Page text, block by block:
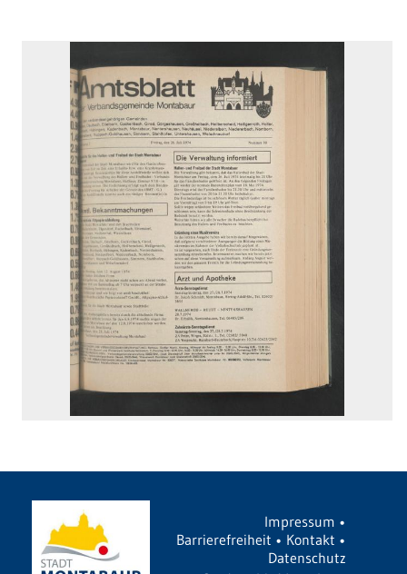
Impressum •
Barrierefreiheit • Kontakt •
Datenschutz